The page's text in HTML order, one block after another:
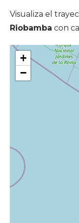
Visualiza el
Riobamba con
+
−